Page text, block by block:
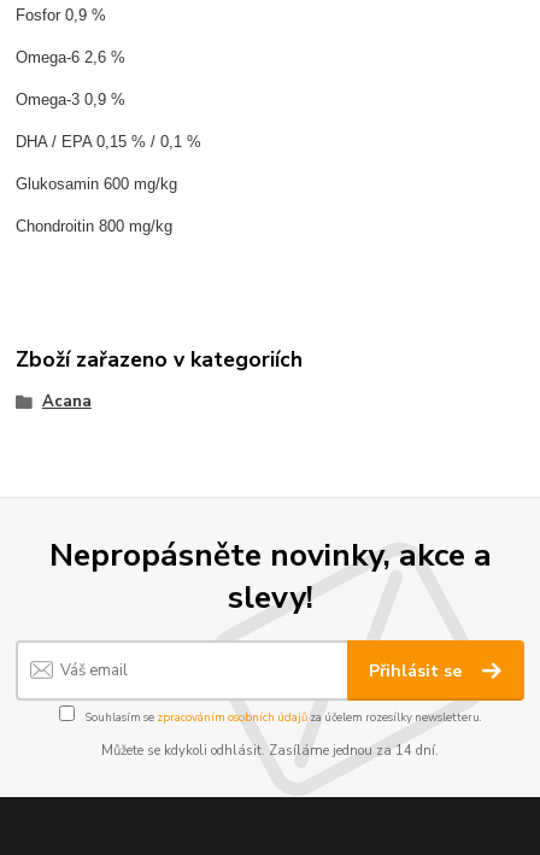
Fosfor 0,9 %
Omega-6 2,6 %
Omega-3 0,9 %
DHA / EPA 0,15 % / 0,1 %
Glukosamin 600 mg/kg
Chondroitin 800 mg/kg
Zboží zařazeno v kategoriích
Acana
Nepropásněte novinky, akce a
slevy!
Přihlásit se
Souhlasím se zpracováním osobních údajůza účelem rozesílky newsletteru.
Můžete se kdykoli odhlásit. Zasíláme jednou za 14 dní.